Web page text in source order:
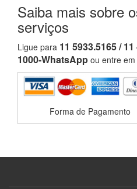
Saiba mais sobre
serviços
Ligue para 11 5933.5165 /
1000-WhatsApp ou entre em
Forma de Pagamento